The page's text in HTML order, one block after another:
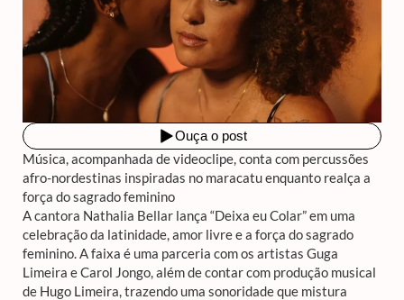
Música, acompanhada de videoclipe, conta com percussões
afro-nordestinas inspiradas no maracatu enquanto realça a
força do sagrado feminino
A cantora Nathalia Bellar lança “Deixa eu Colar” em uma
celebração da latinidade, amor livre e a força do sagrado
feminino. A faixa é uma parceria com os artistas Guga
Limeira e Carol Jongo, além de contar com produção musical
de Hugo Limeira, trazendo uma sonoridade que mistura